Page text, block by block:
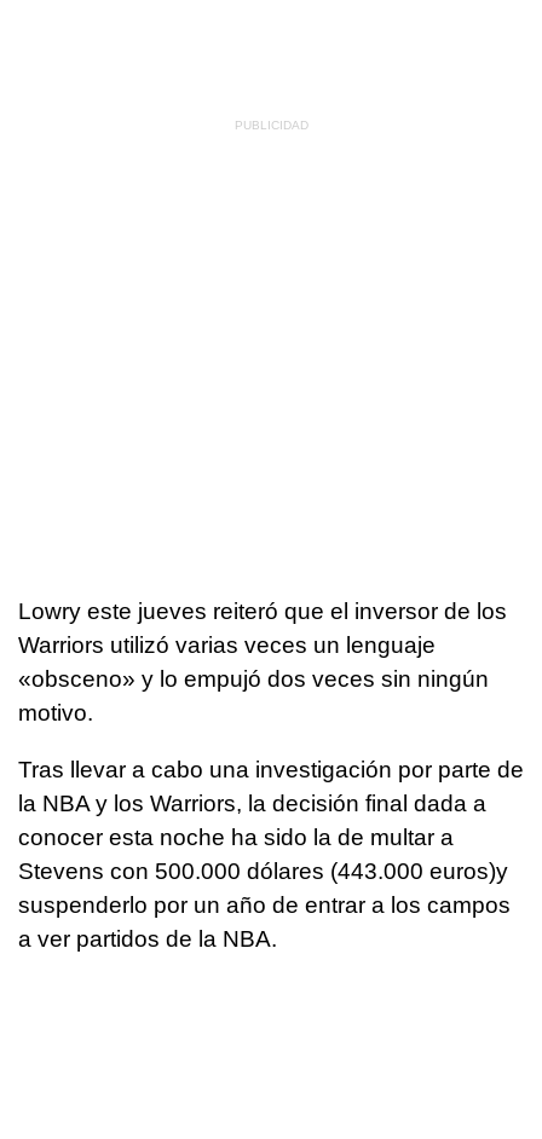
Lowry este jueves reiteró que el inversor de los
Warriors utilizó varias veces un lenguaje
«obsceno» y lo empujó dos veces sin ningún
motivo.
Tras llevar a cabo una investigación por parte de
la NBA y los Warriors, la decisión final dada a
conocer esta noche ha sido la de multar a
Stevens con 500.000 dólares (443.000 euros)y
suspenderlo por un año de entrar a los campos
a ver partidos de la NBA.